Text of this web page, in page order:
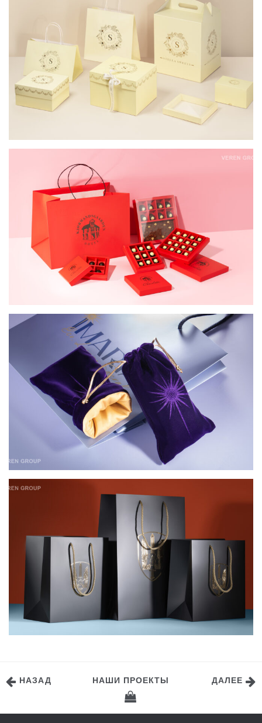
УПАКОВКА ДЛЯ КОНФЕТ И ШОКОЛАДА
KJOBMANSGARDEN
КОМПЛЕКСНАЯ УПАКОВКА ДЛЯ МАГАЗИНА
КОМПЛЕКСНАЯ УПАКОВКА ДЛЯ НАГРАД
БОЙЦАМ ПОДРАЗДЕЛЕНИЯ “АЛЬФА” СБУ
НАЗАД НАШИ ПРОЕКТЫ ДАЛЕЕ